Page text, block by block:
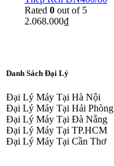
Rated 0 out of 5
2.068.000₫
Danh Sách Đại Lý
Đại Lý Máy Tại Hà Nội
Đại Lý Máy Tại Hải Phòng
Đại Lý Máy Tại Đà Nẵng
Đại Lý Máy Tại TP.HCM
Đại Lý Máy Tại Cần Thơ